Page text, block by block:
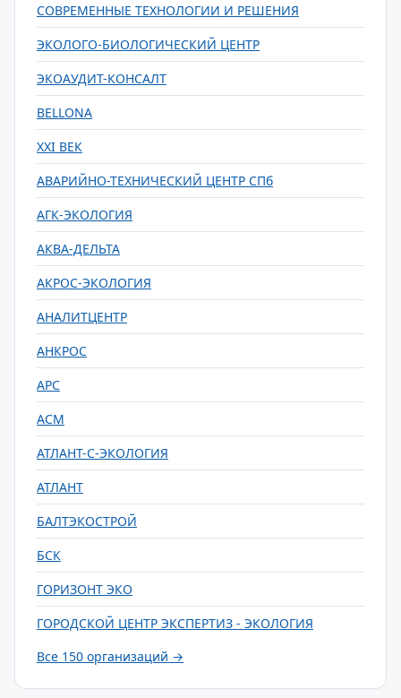
СОВРЕМЕННЫЕ ТЕХНОЛОГИИ И РЕШЕНИЯ
ЭКОЛОГО-БИОЛОГИЧЕСКИЙ ЦЕНТР
ЭКОАУДИТ-КОНСАЛТ
BELLONA
XXI ВЕК
АВАРИЙНО-ТЕХНИЧЕСКИЙ ЦЕНТР СПб
АГК-ЭКОЛОГИЯ
АКВА-ДЕЛЬТА
АКРОС-ЭКОЛОГИЯ
АНАЛИТЦЕНТР
АНКРОС
АРС
АСМ
АТЛАНТ-С-ЭКОЛОГИЯ
АТЛАНТ
БАЛТЭКОСТРОЙ
БСК
ГОРИЗОНТ ЭКО
ГОРОДСКОЙ ЦЕНТР ЭКСПЕРТИЗ - ЭКОЛОГИЯ
Все 150 организаций →